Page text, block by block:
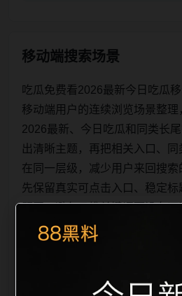
移动端搜索场景
吃瓜免费看2026最新今日吃瓜
移动端用户的连续浏览场景整
2026最新、今日吃瓜和同类长
出清晰主题，再把相关入口、
在同一层级，减少用户来回搜
先保留真实可点击入口、稳定
题图，避免只堆关键词而没有
于补齐栏目深度，同时帮助
荐形成更自然的内链关系。图片
文、图片 alt、tit